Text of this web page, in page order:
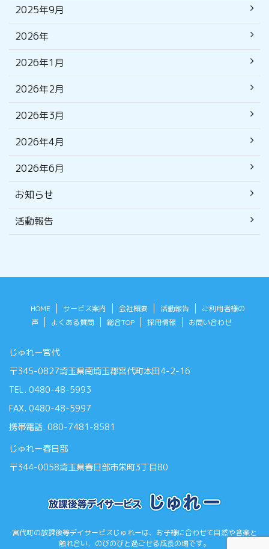
2025年9月
2026年
2026年1月
2026年2月
2026年3月
2026年4月
2026年6月
お知らせ
活動報告
HOME サービス案内 会社概要 活動報告
ご利用者様の
声
よくある質問 総合TOP 採用情報 お問い合わせ
じゅれー宮代
〒345-0827埼玉県南埼玉郡宮代町本田4-2-16
TEL. 0480-48-5993
FAX. 0480-48-5997
携帯電話. 080-7481-8581
じゅれー春日部
〒344-0058埼玉県春日部市栄町3丁目80
宮代町の放課後等デイサービスじゅれーは、お子様に合わせて自然や音楽と
触れ合い、のびのびと過ごせる成長の場です。